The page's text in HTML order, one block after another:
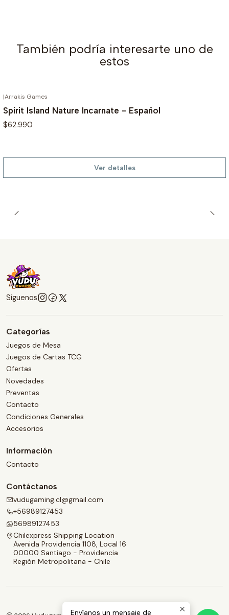
También podría interesarte uno de
estos
|Arrakis Games
Spirit Island Nature Incarnate - Español
$62.990
Ver detalles
Síguenos
Categorías
Juegos de Mesa
Juegos de Cartas TCG
Ofertas
Novedades
Preventas
Contacto
Condiciones Generales
Accesorios
Información
Contacto
Contáctanos
vudugaming.cl@gmail.com
+56989127453
56989127453
Chilexpress Shipping Location
Avenida Providencia 1108, Local 16
00000 Santiago - Providencia
Región Metropolitana - Chile
Envíanos un mensaje de